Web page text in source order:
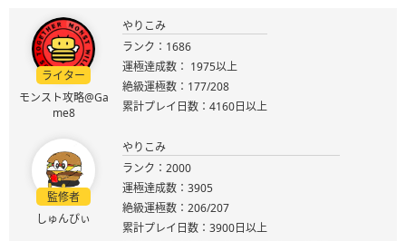
ライター
モンスト攻略@Ga
me8
やりこみ
ランク：1686
運極達成数： 1975以上
絶級運極数：177/208
累計プレイ日数：4160日以上
監修者
しゅんぴぃ
やりこみ
ランク：2000
運極達成数：3905
絶級運極数：206/207
累計プレイ日数：3900日以上